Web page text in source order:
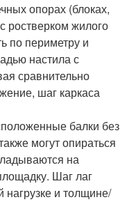
опорах (блоках,
ростверком жилого
по периметру и
настила с
сравнительно
шаг каркаса
балки без
могут опираться
на
Шаг лаг
нагрузке и толщине/